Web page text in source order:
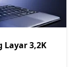
Layar 3,2K